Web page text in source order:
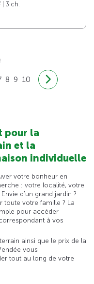
| 3 ch.
8 9 10
pour la
et la
individuelle
votre bonheur en
: votre localité, votre
d'un grand jardin ?
toute votre famille ? La
pour accéder
à vos
ainsi que le prix de la
vous
tout au long de votre